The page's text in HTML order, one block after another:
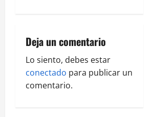
g
a
t
Deja un comentario
Lo siento, debes estar
conectado para publicar un
comentario.